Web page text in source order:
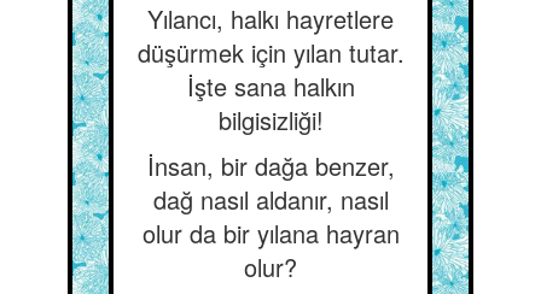
Yılancı, halkı hayretlere
düşürmek için yılan tutar.
İşte sana halkın
bilgisizliği!
İnsan, bir dağa benzer,
dağ nasıl aldanır, nasıl
olur da bir yılana hayran
olur?